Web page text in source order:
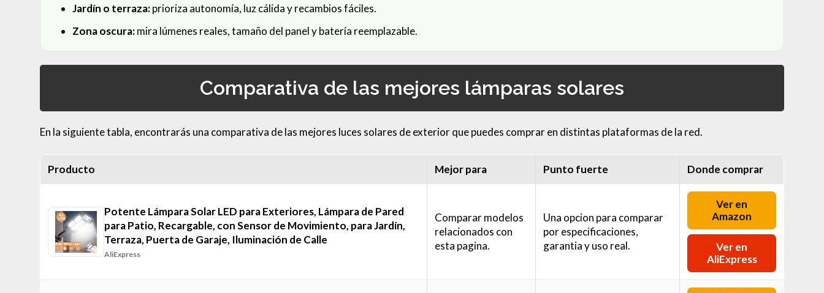
Jardín o terraza:prioriza autonomía, luz cálida y recambios fáciles.
Zona oscura:mira lúmenes reales, tamaño del panel y batería reemplazable.
Comparativa de las mejores lámparas solares
En la siguiente tabla, encontrarás una comparativa de las mejores luces solares de exterior que puedes comprar en distintas plataformas de la red.
Producto Mejor para Punto fuerte Donde comprar
Potente Lámpara Solar LED para Exteriores, Lámpara de Pared
para Patio, Recargable, con Sensor de Movimiento, para Jardín,
Terraza, Puerta de Garaje, Iluminación de Calle
AliExpress
Comparar modelos
relacionados con
esta pagina.
Una opcion para comparar
por especificaciones,
garantia y uso real.
Ver en
Amazon
Ver en
AliExpress